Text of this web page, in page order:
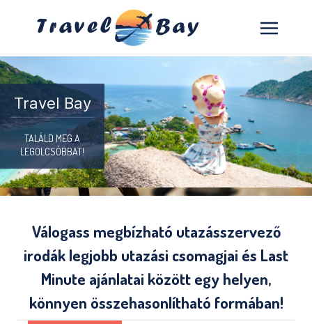
Travel Bay
TALÁLD MEG A
LEGOLCSÓBBAT!
Válogass megbízható utazásszervező
irodák legjobb utazási csomagjai és Last
Minute ajánlatai között egy helyen,
könnyen összehasonlítható formában!